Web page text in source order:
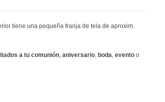
tiene una pequeña franja de tela de aproxim.
a tu comunión, aniversario, boda, evento o